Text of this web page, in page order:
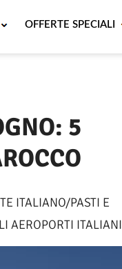
OFFERTE SPECIALI
5
ITALIANO/PASTI E
AEROPORTI ITALIANI